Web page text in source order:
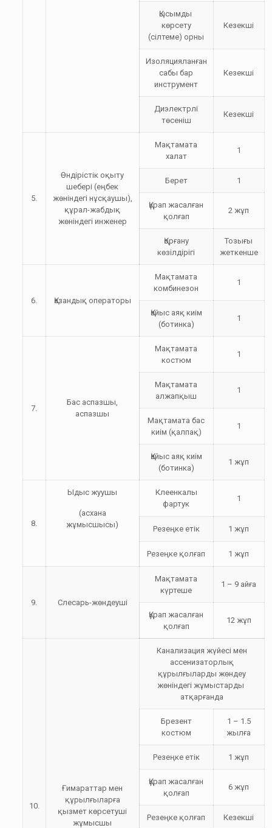
Қысымды
көрсету
(сілтеме) орны
Кезекші
Изоляцияланған
сабы бар
инструмент
Кезекші
Диэлектрлі
төсеніш
Кезекші
5.
Өндірістік оқыту
шебері (еңбек
жөніндегі нұсқаушы),
құрал-жабдық
жөніндегі инженер
Мақтамата
халат
1
Берет 1
Құрап жасалған
қолғап
2 жұп
Қорғану
көзілдірігі
Тозығы
жеткенше
6. Қазандық операторы
Мақтамата
комбинезон
1
Қайыс аяқ киім
(ботинка)
1
7.
Бас аспазшы,
аспазшы
Мақтамата
костюм
1
Мақтамата
алжапқыш
1
Мақтамата бас
киім (қалпақ)
1
Қайыс аяқ киім
(ботинка)
1 жұп
8.
Ыдыс жуушы
(асхана
жұмысшысы)
Клеенкалы
фартук
1
Резеңке етік 1 жұп
Резеңке қолғап 1 жұп
9. Слесарь-жөндеуші
Мақтамата
күртеше
1 – 9 айға
Құрап жасалған
қолғап
12 жұп
10.
Ғимараттар мен
құрылғыларға
қызмет көрсетуші
жұмысшы
Канализация жүйесі мен
ассенизаторлық
құрылғыларды жөндеу
жөніндегі жұмыстарды
атқарғанда
Брезент
костюм
1 – 1.5
жылға
Резеңке етік 1 жұп
Құрап жасалған
қолғап
6 жұп
Резеңке қолғап Кезекші